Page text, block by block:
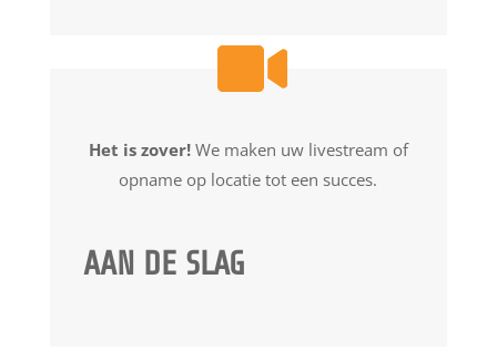
Het is zover!We maken uw livestream of
opname op locatie tot een succes.
AAN DE SLAG